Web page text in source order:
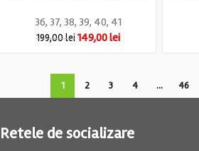
36, 37, 38, 39, 40, 41
199,00lei 149,00lei
1 2 3 4 … 46
Retele de socializare